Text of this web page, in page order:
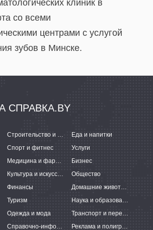
клиник в
со всеми
центрами с услугой
зубов в Минске.
СПРАВКА.BY
Строительство и ремонт
Еда и напитки
Спорт и фитнес
Услуги
Медицина и фармацевтика
Бизнес
Культура и искусство
Общество
Финансы
Домашние животные
Туризм
Наука и образование
Одежда и мода
Транспорт и перевозки
Справочно-информационные системы Реклама и полиграфия